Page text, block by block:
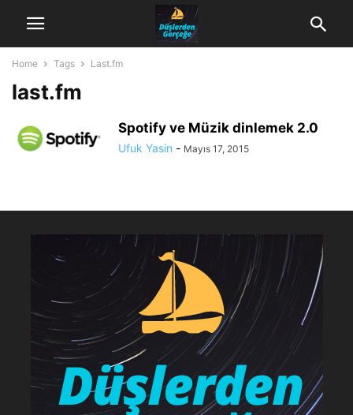
Home Tags Last.fm
last.fm
Spotify ve Müzik dinlemek 2.0
Ufuk Yasin - Mayıs 17, 2015